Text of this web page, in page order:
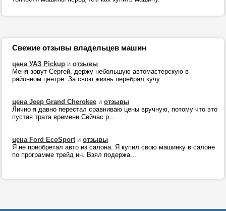
Свежие отзывы владельцев машин
цена УАЗ Pickup и отзывы
Меня зовут Сергей, держу небольшую автомастерскую в
районном центре. За свою жизнь перебрал кучу ...
цена Jeep Grand Cherokee и отзывы
Лично я давно перестал сравниваю цены вручную, потому что это
пустая трата времени.Сейчас р...
цена Ford EcoSportи отзывы
Я не приобретал авто из салона. Я купил свою машинку в салоне
по программе трейд ин. Взял подержа...